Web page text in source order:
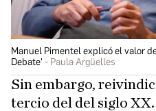
Manuel Pimentel explicó el valor
Debate'
Paula Argüelles
Sin embargo,
tercio del del siglo